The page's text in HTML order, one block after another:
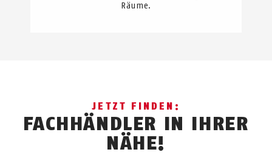
Räume.
JETZT FINDEN:
FACHHÄNDLER IN IHRER
NÄHE!